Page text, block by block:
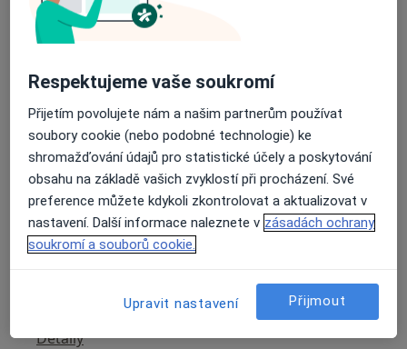
Adresa 1 Adresa 2
Praktický lékař pro děti a dorost
Přiblížit mapuse otevře v nové záložce
Dostupnost
Na této adrese online kalendář není aktivní
Co mám v takové situaci udělat?
Způsoby platby (soukromé návštěvy)
Na teto adrese lékař přijímá pacienty na pojišťovnu
Detaily
Respektujeme vaše soukromí
Přijetím povolujete nám a našim partnerům používat
soubory cookie (nebo podobné technologie) ke
shromažďování údajů pro statistické účely a poskytování
obsahu na základě vašich zvyklostí při procházení. Své
preference můžete kdykoli zkontrolovat a aktualizovat v
nastavení. Další informace naleznete v zásadách ochrany
soukromí a souborů cookie.
Upravit nastavení Přijmout